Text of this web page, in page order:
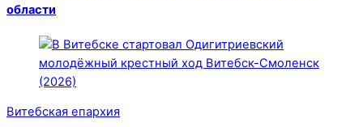
области
Витебская епархия